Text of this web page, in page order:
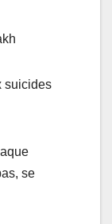
suicides
se